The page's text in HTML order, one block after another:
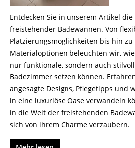
Entdecken Sie in unserem Artikel die
freistehender Badewannen. Von
Platzierungsmöglichkeiten bis hin
Materialoptionen beleuchten wir,
nur funktionale, sondern auch
Badezimmer setzen können.
angesagte Designs, Pflegetipps und
in eine luxuriöse Oase verwandeln
in die Welt der freistehenden
sich von ihrem Charme verzaubern.